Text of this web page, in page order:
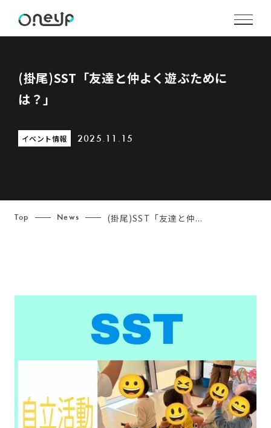
(掛尾)SST「友達と仲よく遊ぶために
は？」
イベント情報 2025.11.15
Top News (掛尾)SST「友達と仲...